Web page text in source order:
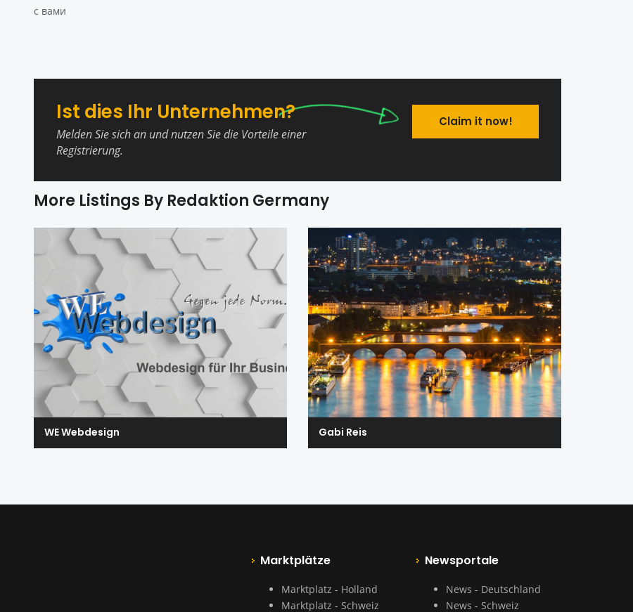
с вами
Ist dies Ihr Unternehmen?
Melden Sie sich an und nutzen Sie die Vorteile einer
Registrierung.
Claim it now!
More Listings By Redaktion Germany
WE Webdesign Gabi Reis
Marktplätze
Marktplatz - Holland
Marktplatz - Schweiz
Newsportale
News - Deutschland
News - Schweiz